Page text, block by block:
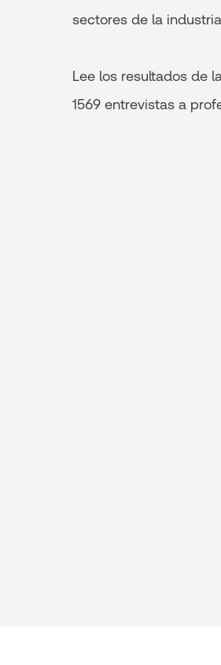
sectores de la
Lee los resultados de
1569 entrevistas a